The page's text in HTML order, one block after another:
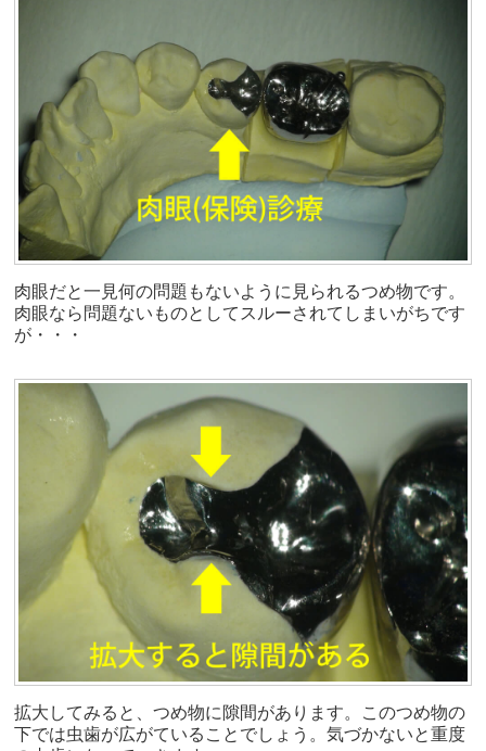
肉眼だと一見何の問題もないように見られるつめ物です。
肉眼なら問題ないものとしてスルーされてしまいがちです
が・・・
拡大してみると、つめ物に隙間があります。このつめ物の
下では虫歯が広がていることでしょう。気づかないと重度